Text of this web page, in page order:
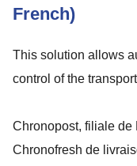
French)
This solution allows
control of the
Chronopost, filiale de
Chronofresh de